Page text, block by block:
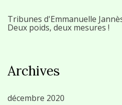
Tribunes d'Emmanuelle
Deux poids, deux mesures !
Archives
décembre 2020